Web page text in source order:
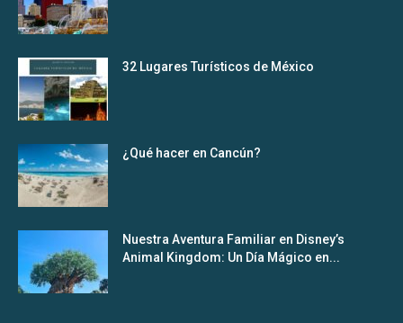
32 Lugares Turísticos de México
¿Qué hacer en Cancún?
Nuestra Aventura Familiar en Disney’s
Animal Kingdom: Un Día Mágico en...